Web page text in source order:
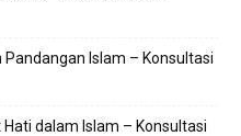
Pandangan Islam – Konsultasi
dalam Islam – Konsultasi